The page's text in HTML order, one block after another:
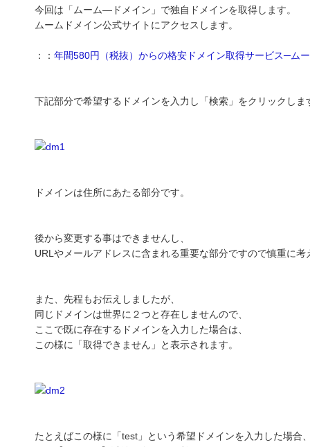
今回は「ムーム―ドメイン」で独自ドメインを取得します。
ムームドメイン公式サイトにアクセスします。
：： 年間580円（税抜）からの格安ドメイン取得サービス─ム
下記部分で希望するドメインを入力し「検索」をクリックしま
ドメインは住所にあたる部分です。
後から変更する事はできませんし、
URLやメールアドレスに含まれる重要な部分ですので慎重に考
また、先程もお伝えしましたが、
同じドメインは世界に２つと存在しませんので、
ここで既に存在するドメインを入力した場合は、
この様に「取得できません」と表示されます。
たとえばこの様に「test」という希望ドメインを入力した場合